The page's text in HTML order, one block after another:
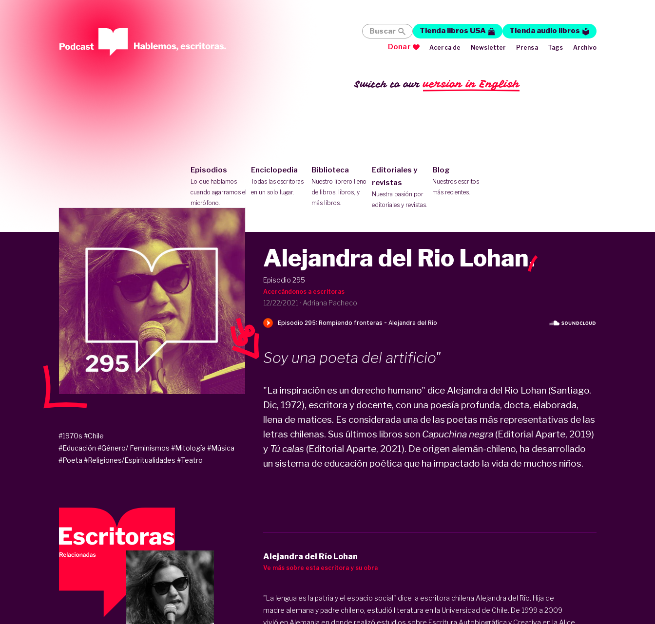
Switch to ourversion in English
Episodios
Lo que hablamos
cuando agarramos el
micrófono.
Enciclopedia
Todas las escritoras
en un solo lugar.
Biblioteca
Nuestro librero lleno
de libros, libros, y
más libros.
Editoriales y
revistas
Nuestra pasión por
editoriales y revistas.
Blog
Nuestros escritos
más recientes.
Buscar Tienda libros USA
Tienda audio libros
Donar
Acerca de Newsletter Prensa Tags Archivo
Alejandra del Rio Lohan.
Episodio 295
Acercándonos a escritoras
12/22/2021 · Adriana Pacheco
Soy una poeta del artificio"
"La inspiración es un derecho humano" dice Alejandra del Rio Lohan (Santiago.
Dic, 1972), escritora y docente, con una poesía profunda, docta, elaborada,
llena de matices. Es considerada una de las poetas más representativas de las
letras chilenas. Sus últimos libros son Capuchina negra(Editorial Aparte, 2019)
y Tú calas (Editorial Aparte, 2021). De origen alemán-chileno, ha desarrollado
un sistema de educación poética que ha impactado la vida de muchos niños.
#1970s #Chile
#Educación #Género/ Feminismos #Mitología #Música
#Poeta #Religiones/Espiritualidades #Teatro
Alejandra del Río Lohan
Ve más sobre esta escritora y su obra
"La lengua es la patria y el espacio social" dice la escritora chilena Alejandra del Río. Hija de
madre alemana y padre chileno, estudió literatura en la Universidad de Chile. De 1999 a 2009
vivió en Alemania en donde realizó estudios sobre Escritura Autobiográfica y Creativa en la Alice